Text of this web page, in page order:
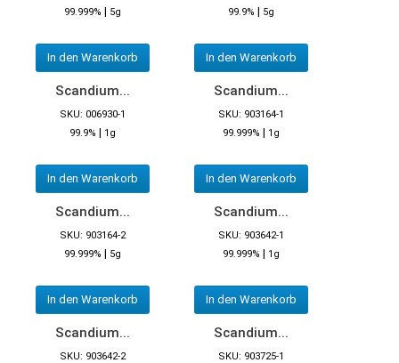
99.999% | 5g
In den Warenkorb
99.9% | 5g
In den Warenkorb
Scandium...
SKU: 006930-1
99.9% | 1g
In den Warenkorb
Scandium...
SKU: 903164-1
99.999% | 1g
In den Warenkorb
Scandium...
SKU: 903164-2
99.999% | 5g
In den Warenkorb
Scandium...
SKU: 903642-1
99.999% | 1g
In den Warenkorb
Scandium...
SKU: 903642-2
Scandium...
SKU: 903725-1